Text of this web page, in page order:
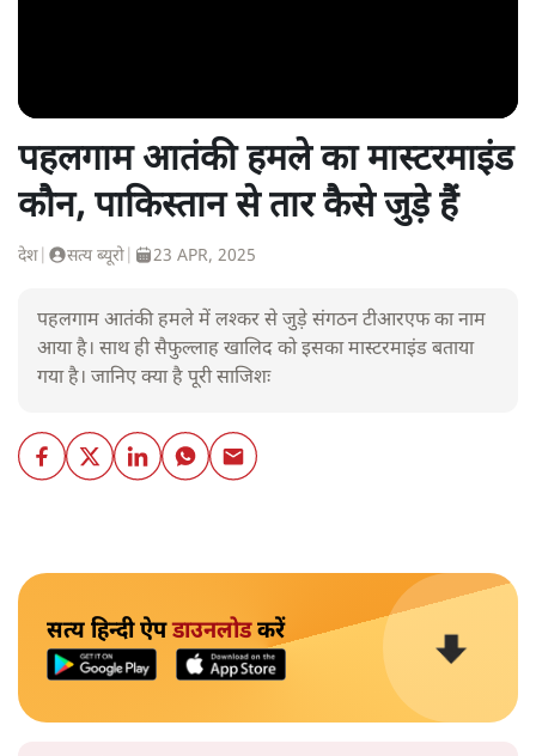
पहलगाम आतंकी हमले का मास्टरमाइंड
कौन, पाकिस्तान से तार कैसे जुड़े हैं
देश सत्य ब्यूरो 23 APR, 2025
पहलगाम आतंकी हमले में लश्कर से जुड़े संगठन टीआरएफ का नाम
आया है। साथ ही सैफुल्लाह खालिद को इसका मास्टरमाइंड बताया
गया है। जानिए क्या है पूरी साजिशः
सत्य हिन्दी ऐपडाउनलोडकरें